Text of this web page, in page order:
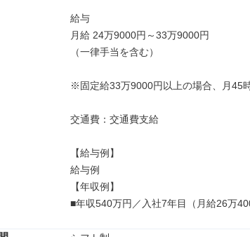
給与
月給 24万9000円～33万9000円
（一律手当を含む）
※固定給33万9000円以上の場合、月45
交通費：交通費支給
【給与例】
給与例
【年収例】
■年収540万円／入社7年目（月給26万